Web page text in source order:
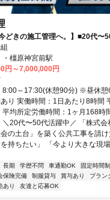
どきの施工管理へ。】■20代〜
長期休暇・有給休暇あり■決算
継続祝い金最大50万円支給
・橿原神宮前駅
円～7,000,000円
8:00～17:30(休憩90分) ※昼休
り 実働時間：1日あたり8時間
平均所定労働時間：1ヶ月168時
＼20代〜50代活躍中／ 「株式
の土台」を築く公共工事を請け
を持ちたい」 「今より大きな現
長期 学歴不問 車通勤OK 固定時間制
保険完備 制服貸与 賞与あり ブラン
あり 友達と応募OK